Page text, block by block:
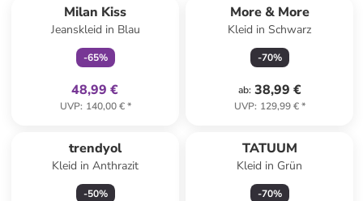
Milan Kiss
Jeanskleid in Blau
-65%
48,99 €
UVP: 140,00 €*
More & More
Kleid in Schwarz
-70%
ab: 38,99 €
UVP: 129,99 €*
trendyol
Kleid in Anthrazit
-50%
TATUUM
Kleid in Grün
-70%